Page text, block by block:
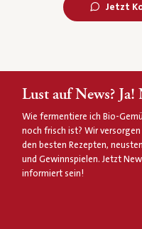
Jetzt
Lust auf News?
Wie fermentiere ich Bio-
noch frisch ist? Wir
den besten Rezepten,
und Gewinnspielen. Jetzt
informiert sein!